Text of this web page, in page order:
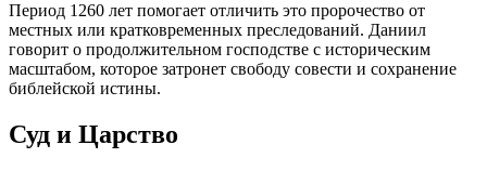
Период 1260 лет помогает отличить это пророчество от
местных или кратковременных преследований. Даниил
говорит о продолжительном господстве с историческим
масштабом, которое затронет свободу совести и сохранение
библейской истины.
Суд и Царство